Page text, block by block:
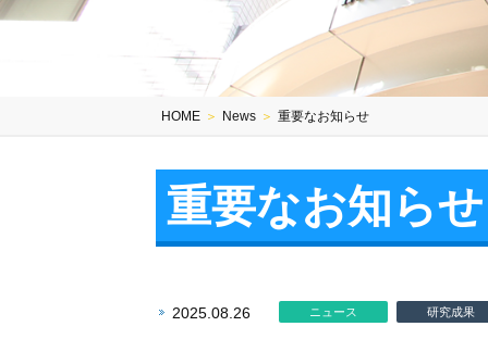
HOME ＞ News ＞ 重要なお知らせ
重要なお知らせ
2025.08.26 ニュース 研究成果